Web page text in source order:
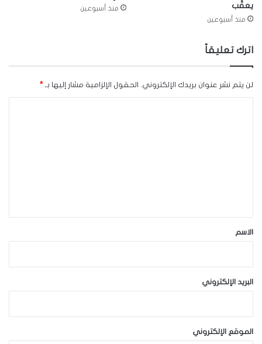
يعقّب
منذ أسبوعين
منذ أسبوعين
اترك تعليقاً
لن يتم نشر عنوان بريدك الإلكتروني. الحقول الإلزامية مشار إليها بـ *
*الاسم
البريد الإلكتروني
الموقع الإلكتروني